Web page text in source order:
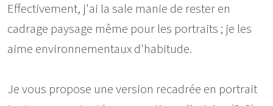
Effectivement, j'ai la sale manie de rester en
cadrage paysage même pour les portraits ; je les
aime environnementaux d'habitude.
Je vous propose une version recadrée en portrait